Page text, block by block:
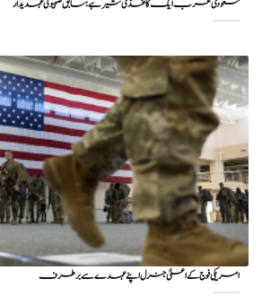
سعودی عرب ایک کاغذی شیر ہے: سابق صہیونی عہدیدار
امریکی فوج کے اعلیٰ جنرل اپنے عہدے سے برطرف